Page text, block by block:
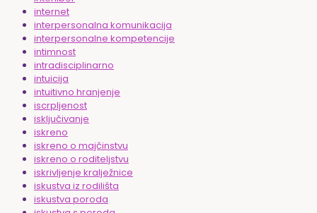
internet
interpersonalna komunikacija
interpersonalne kompetencije
intimnost
intradisciplinarno
intuicija
intuitivno hranjenje
iscrpljenost
isključivanje
iskreno
iskreno o majčinstvu
iskreno o roditeljstvu
iskrivljenje kralježnice
iskustva iz rodilišta
iskustva poroda